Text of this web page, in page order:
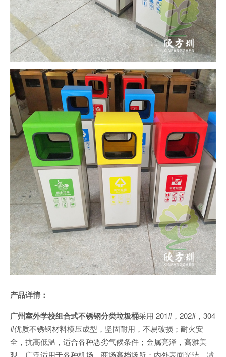
产品详情：
广州室外学校组合式不锈钢分类垃圾桶采用 201#，202#，304
#优质不锈钢材料模压成型，坚固耐用，不易破损；耐火安
全，抗高低温，适合各种恶劣气候条件；金属亮泽，高雅美
观，广泛适用于各种机场、商场高档场所；内外表面光洁，减